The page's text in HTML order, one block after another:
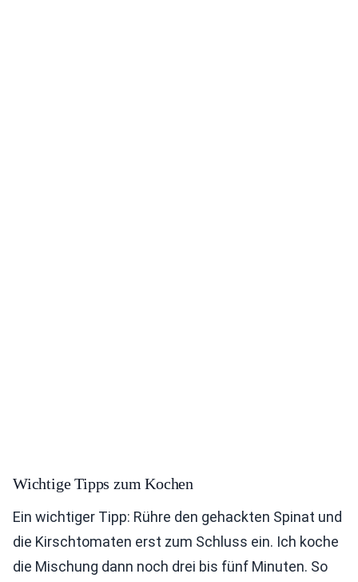
Wichtige Tipps zum Kochen
Ein wichtiger Tipp: Rühre den gehackten Spinat und
die Kirschtomaten erst zum Schluss ein. Ich koche
die Mischung dann noch drei bis fünf Minuten. So